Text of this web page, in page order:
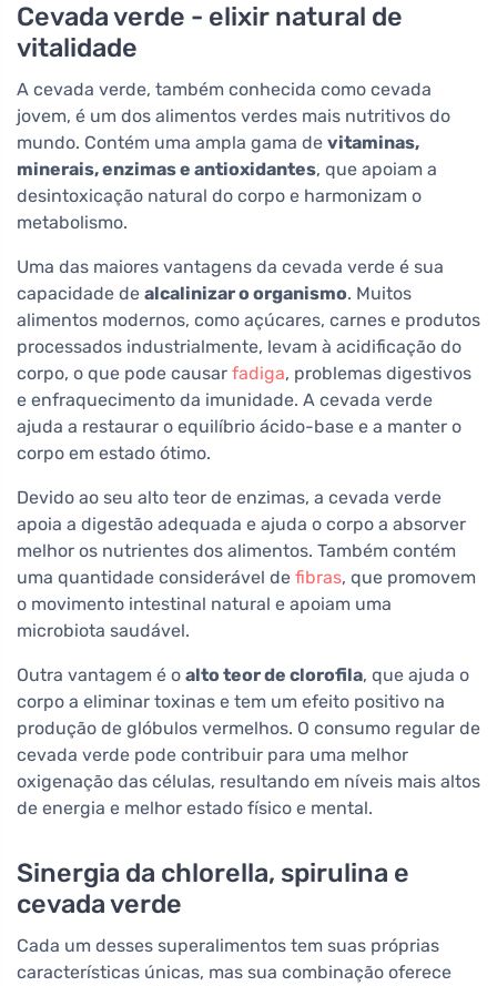
Cevada verde - elixir natural de
vitalidade
A cevada verde, também conhecida como cevada
jovem, é um dos alimentos verdes mais nutritivos do
mundo. Contém uma ampla gama de vitaminas,
minerais, enzimas e antioxidantes, que apoiam a
desintoxicação natural do corpo e harmonizam o
metabolismo.
Uma das maiores vantagens da cevada verde é sua
capacidade de alcalinizar o organismo. Muitos
alimentos modernos, como açúcares, carnes e produtos
processados industrialmente, levam à acidificação do
corpo, o que pode causar fadiga, problemas digestivos
e enfraquecimento da imunidade. A cevada verde
ajuda a restaurar o equilíbrio ácido-base e a manter o
corpo em estado ótimo.
Devido ao seu alto teor de enzimas, a cevada verde
apoia a digestão adequada e ajuda o corpo a absorver
melhor os nutrientes dos alimentos. Também contém
uma quantidade considerável de fibras, que promovem
o movimento intestinal natural e apoiam uma
microbiota saudável.
Outra vantagem é o alto teor de clorofila, que ajuda o
corpo a eliminar toxinas e tem um efeito positivo na
produção de glóbulos vermelhos. O consumo regular de
cevada verde pode contribuir para uma melhor
oxigenação das células, resultando em níveis mais altos
de energia e melhor estado físico e mental.
Sinergia da chlorella, spirulina e
cevada verde
Cada um desses superalimentos tem suas próprias
características únicas, mas sua combinação oferece